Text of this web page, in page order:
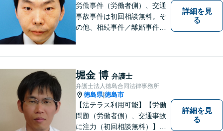
【無料相談あり】
労働事件（労働者側）、交通
事故事件は初回相談無料。そ
の他、相続事件／離婚事件／
室対応でプライバシーが守ら
れます。【無料駐車場】
詳細を見
る
堀金 博 弁護士
弁護士法人徳島合同法律事務所
徳島県|徳島市
【法テラス利用可能】【労働
問題（労働者側）、交通事故
に注力（初回相談無料）】市
詳細を見
る